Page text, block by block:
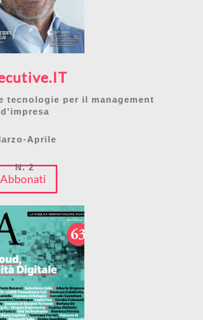
tecnologie per il management
d'impresa
Aprile
N. 2
Abbonati